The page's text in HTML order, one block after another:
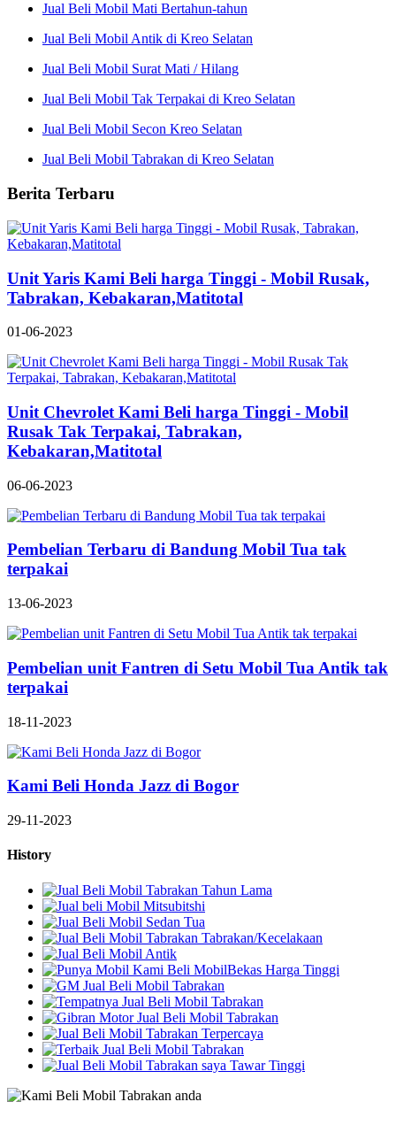
Jual Beli Mobil Mati Bertahun-tahun
Jual Beli Mobil Antik di Kreo Selatan
Jual Beli Mobil Surat Mati / Hilang
Jual Beli Mobil Tak Terpakai di Kreo Selatan
Jual Beli Mobil Secon Kreo Selatan
Jual Beli Mobil Tabrakan di Kreo Selatan
Berita Terbaru
Unit Yaris Kami Beli harga Tinggi - Mobil Rusak,
Tabrakan, Kebakaran,Matitotal
01-06-2023
Unit Chevrolet Kami Beli harga Tinggi - Mobil
Rusak Tak Terpakai, Tabrakan,
Kebakaran,Matitotal
06-06-2023
Pembelian Terbaru di Bandung Mobil Tua tak
terpakai
13-06-2023
Pembelian unit Fantren di Setu Mobil Tua Antik tak
terpakai
18-11-2023
Kami Beli Honda Jazz di Bogor
29-11-2023
History